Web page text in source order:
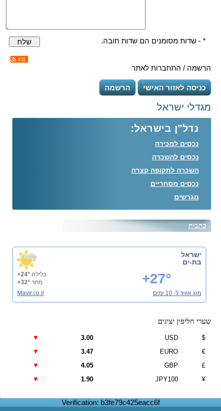
* - שדות מסומנים הם שדות חובה. שלח
הרשמה / התחברות לאתר
כניסה לאזור האישי הרשמה
מגדלי ישראל
נדל"ן בישראל:
נכסים למכירה
נכסים להשכרה
השכרה לתקופה קצרה
נכסים מסחריים
מגרשים
כתבות
ישראל
בת-ים
+27° בלילה +24°
מחר +32°
מזג אוויר ל- 10 ימים
Mavir.co.il
שערי חליפין יציגים
$
USD
3.00
▼
€
EURO
3.47
▼
£
GBP
4.05
▼
¥
JPY100
1.90
▼
Verification: b3fe79c425eacc6f